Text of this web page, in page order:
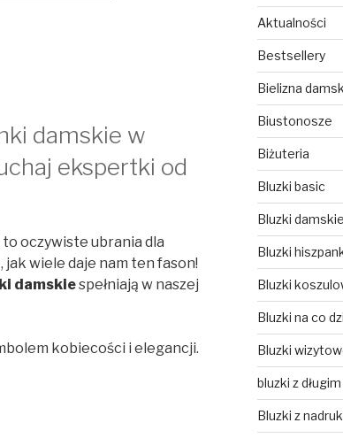
damskie w
ekspertki od
to oczywiste ubrania dla
wiele daje nam ten fason!
damskiespełniają w naszej
kobiecości i elegancji.
Aktualności
Bestsellery
Bielizna
Biustonosze
Biżuteria
Bluzki basic
Bluzki damskie
Bluzki
Bluzki
Bluzki na co
Bluzki
bluzki z
Bluzki z